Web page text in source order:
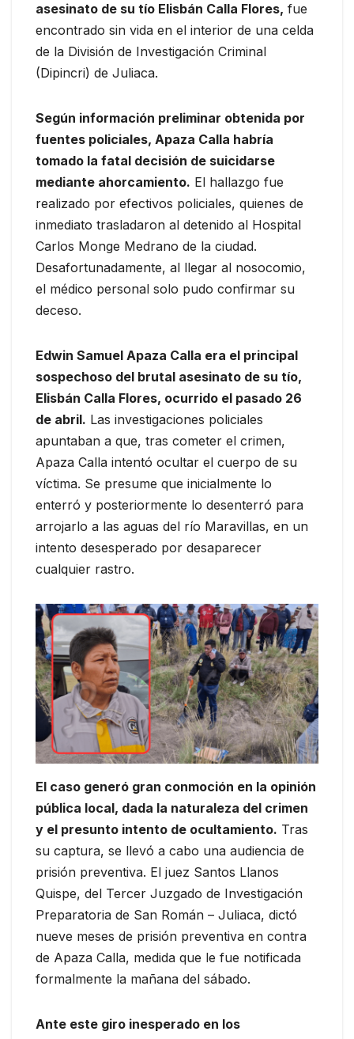
asesinato de su tío Elisbán Calla Flores, fue
encontrado sin vida en el interior de una celda
de la División de Investigación Criminal
(Dipincri) de Juliaca.
Según información preliminar obtenida por
fuentes policiales, Apaza Calla habría
tomado la fatal decisión de suicidarse
mediante ahorcamiento. El hallazgo fue
realizado por efectivos policiales, quienes de
inmediato trasladaron al detenido al Hospital
Carlos Monge Medrano de la ciudad.
Desafortunadamente, al llegar al nosocomio,
el médico personal solo pudo confirmar su
deceso.
Edwin Samuel Apaza Calla era el principal
sospechoso del brutal asesinato de su tío,
Elisbán Calla Flores, ocurrido el pasado 26
de abril. Las investigaciones policiales
apuntaban a que, tras cometer el crimen,
Apaza Calla intentó ocultar el cuerpo de su
víctima. Se presume que inicialmente lo
enterró y posteriormente lo desenterró para
arrojarlo a las aguas del río Maravillas, en un
intento desesperado por desaparecer
cualquier rastro.
El caso generó gran conmoción en la opinión
pública local, dada la naturaleza del crimen
y el presunto intento de ocultamiento. Tras
su captura, se llevó a cabo una audiencia de
prisión preventiva. El juez Santos Llanos
Quispe, del Tercer Juzgado de Investigación
Preparatoria de San Román – Juliaca, dictó
nueve meses de prisión preventiva en contra
de Apaza Calla, medida que le fue notificada
formalmente la mañana del sábado.
Ante este giro inesperado en los